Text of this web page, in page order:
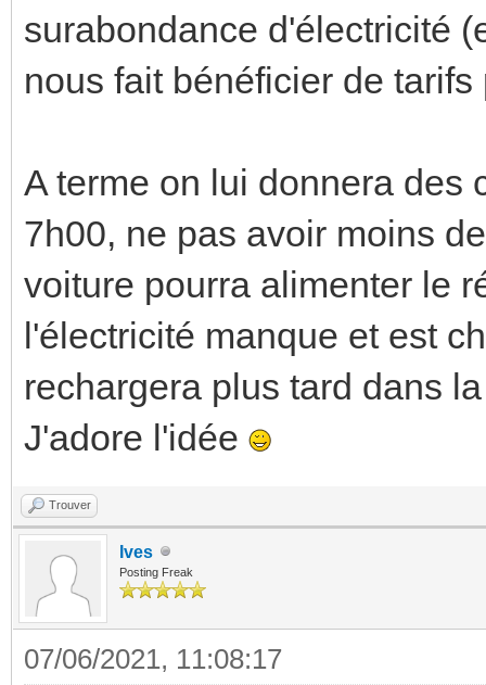
surabondance d'électricité
nous fait bénéficier de
A terme on lui donnera des
7h00, ne pas avoir moins
voiture pourra alimenter le
l'électricité manque et est
rechargera plus tard dans
J'adore l'idée
Trouver
Ives
Posting Freak
07/06/2021, 11:08:17